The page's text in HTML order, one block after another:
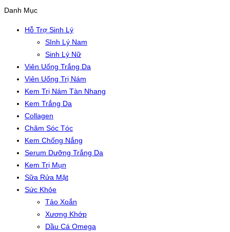
Danh Mục
Hỗ Trợ Sinh Lý
SInh Lý Nam
Sinh Lý Nữ
Viên Uống Trắng Da
Viên Uống Trị Nám
Kem Trị Nám Tàn Nhang
Kem Trắng Da
Collagen
Chăm Sóc Tóc
Kem Chống Nắng
Serum Dưỡng Trắng Da
Kem Trị Mụn
Sữa Rửa Mặt
Sức Khỏe
Tảo Xoắn
Xương Khớp
Dầu Cá Omega